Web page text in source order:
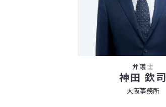
弁護士
神田 欽司
大阪事務所